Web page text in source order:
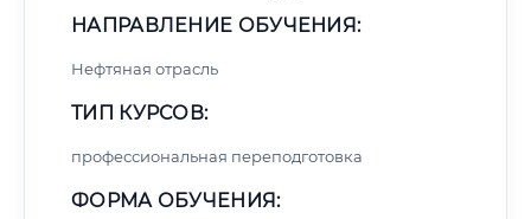
НАПРАВЛЕНИЕ ОБУЧЕНИЯ:
Нефтяная отрасль
ТИП КУРСОВ:
профессиональная переподготовка
ФОРМА ОБУЧЕНИЯ: